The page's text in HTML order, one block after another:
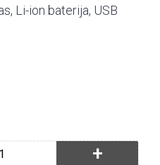
Li-ion baterija, USB
+